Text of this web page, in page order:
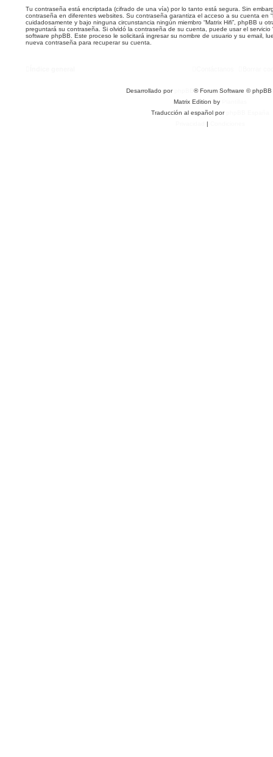
Tu contraseña está encriptada (cifrado de una vía) por lo tanto está segura. Sin
contraseña en diferentes websites. Su contraseña garantiza el acceso a su cuenta en
cuidadosamente y bajo ninguna circunstancia ningún miembro “Matrix Hifi”, phpBB u
preguntará su contraseña. Si olvidó la contraseña de su cuenta, puede usar el servicio
software phpBB. Este proceso le solicitará ingresar su nombre de usuario y su email,
nueva contraseña para recuperar su cuenta.
Desarrollado por
® Forum Software © phpBB
Matrix Edition by
Traducción al español por